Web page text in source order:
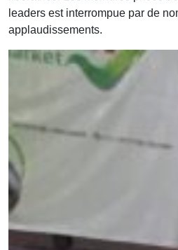
leaders est interrompue par de
applaudissements.